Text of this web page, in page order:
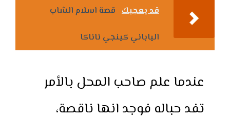
قد يعجبك قصة اسلام الشاب
الياباني كينجي تاناكا
عندما علم صاحب المحل بالأمر
تفد حباله فوجد انها ناقصة،